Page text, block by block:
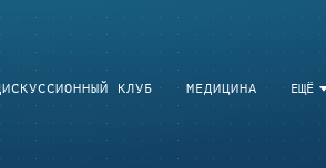
ЕЩЁ
КЛУБ МЕДИЦИНА